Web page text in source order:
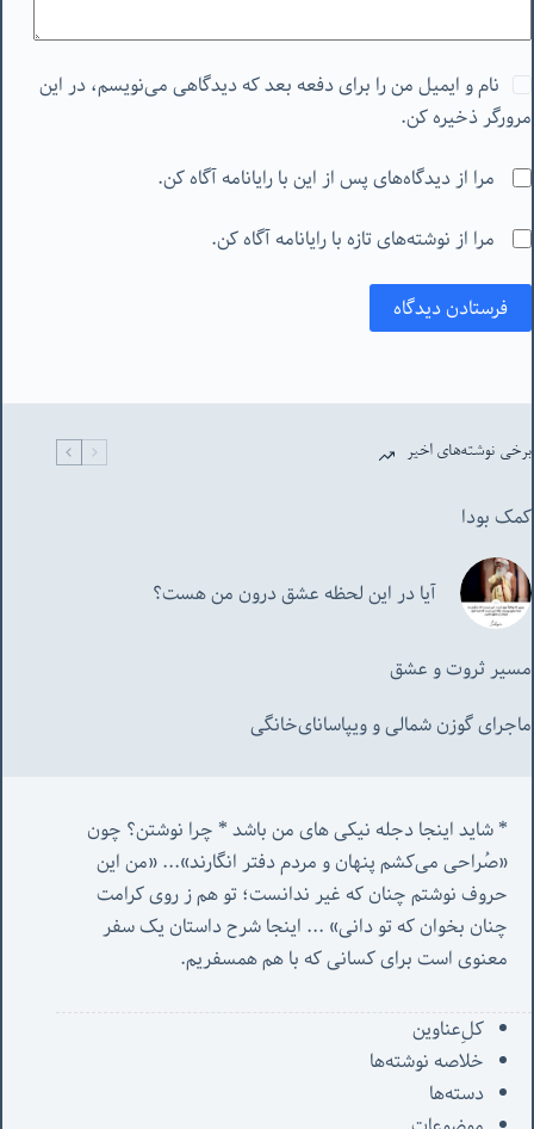
نام و ایمیل من را برای دفعه بعد که دیدگاهی می‌نویسم، در این
مرورگر ذخیره کن.
مرا از دیدگاه‌های پس از این با رایانامه آگاه کن.
مرا از نوشته‌های تازه با رایانامه آگاه کن.
فرستادن دیدگاه
برخی نوشته‌های اخیر
کمک بودا
آیا در این لحظه عشق درون من هست؟
مسیر ثروت و عشق
ماجرای گوزن شمالی و‌ ویپاسانای‌خانگی
«صُراحی می‌کشم پنهان‌ و مردم‌ دفتر انگارند»... «
چنان بخوان که تو دانی» ...
معنوی است برای کسانی که با هم همسفریم.
کل‌ِعناوین
خلاصه نوشته‌ها
دسته‌ها